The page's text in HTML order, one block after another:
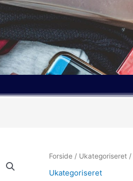
Forside / Ukategoriseret /
Ukategoriseret